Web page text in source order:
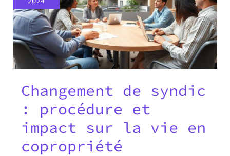
Changement de syndic
: procédure et
impact sur la vie en
copropriété